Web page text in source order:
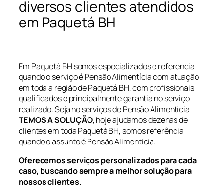
diversos clientes atendidos
em Paquetá BH
Em Paquetá BH somos especializados e referencia
quando o serviço é Pensão Alimentícia com atuação
em toda a região de Paquetá BH, com profissionais
qualificados e principalmente garantia no serviço
realizado. Seja no serviços de Pensão Alimentícia
TEMOS A SOLUÇÃO, hoje ajudamos dezenas de
clientes em toda Paquetá BH, somos referência
quando o assunto é Pensão Alimentícia.
Oferecemos serviços personalizados para cada
caso, buscando sempre a melhor solução para
nossos clientes.